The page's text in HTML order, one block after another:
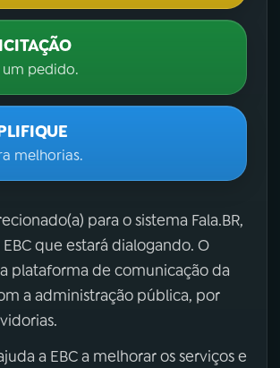
um pedido.
melhorias.
para o sistema Fala.BR,
que estará dialogando. O
plataforma de comunicação da
a administração pública, por
a EBC a melhorar os serviços e